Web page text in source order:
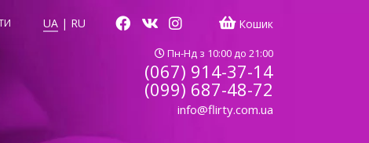
UA | RU Кошик
Пн-Нд з 10:00 до 21:00
(067) 914-37-14
(099) 687-48-72
info@flirty.com.ua